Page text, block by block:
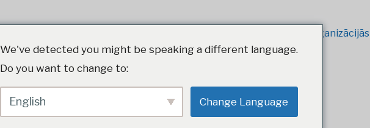
Sertifikāti un dalība organizācijās
We've detected you might be speaking a different language.
Do you want to change to:
English Change Language